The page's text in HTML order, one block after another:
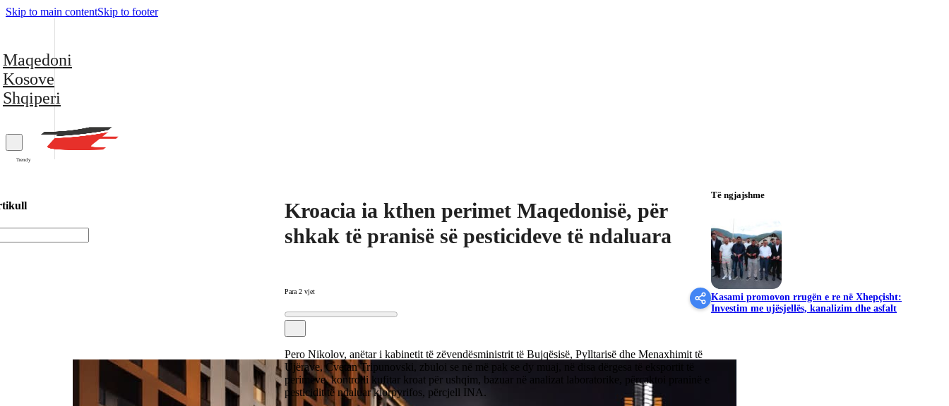
Skip to main contentSkip to footer
Maqedoni
Kosove
Shqiperi
Trendy
Kroacia ia kthen perimet Maqedonisë, për
shkak të pranisë së pesticideve të ndaluara
Para 2 vjet
Pero Nikolov, anëtar i kabinetit të zëvendësministrit të Bujqësisë, Pylltarisë dhe Menaxhimit të
Ujërave, Cvetan Tripunovski, zbuloi se në më pak se dy muaj, në disa dërgesa të eksportit të
perimeve, kontrolli kufitar kroat për ushqim, bazuar në analizat laboratorike, përcaktoi praninë e
pesticidit të ndaluar klorpyrifos, përcjell INA.
Të ngjajshme
Kasami promovon rrugën e re në Xhepçisht:
Investim me ujësjellës, kanalizim dhe asfalt